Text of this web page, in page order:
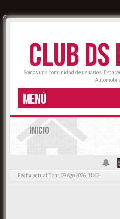
CLUB DS
Somos una comunidad de usuarios. Esta
MENÚ
INICIO
Fecha actual Dom, 09 Ago 2026, 11:42